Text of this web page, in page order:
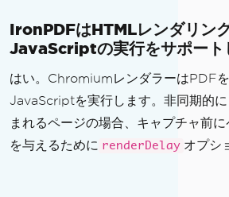
IronPDFはHTMLレンダリン
JavaScriptの実行をサポート
はい。ChromiumレンダラーはPDF
JavaScriptを実行します。非同期的
まれるページの場合、キャプチャ前
を与えるために renderDelay オプシ